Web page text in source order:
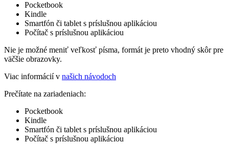
Pocketbook
Kindle
Smartfón či tablet s príslušnou aplikáciou
Počítač s príslušnou aplikáciou
Nie je možné meniť veľkosť písma, formát je preto vhodný skôr pre
väčšie obrazovky.
Viac informácií v našich návodoch
Prečítate na zariadeniach:
Pocketbook
Kindle
Smartfón či tablet s príslušnou aplikáciou
Počítač s príslušnou aplikáciou